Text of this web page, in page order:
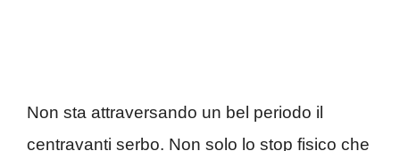
Non sta attraversando un bel periodo il
centravanti serbo. Non solo lo stop fisico che